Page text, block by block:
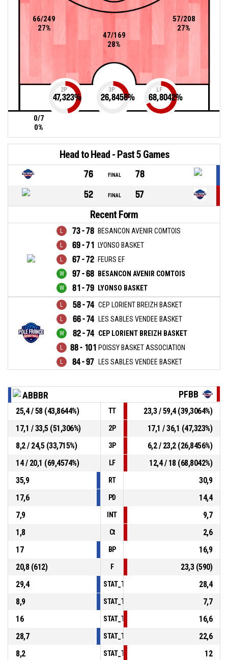
0/7
0%
47/169
28%
66/249
27%
57/208
27%
2P
47,323%
3P
26,8456%
LF
68,8042%
Head to Head - Past 5 Games
76 FINAL
78
52
FINAL 57
Recent Form
73 - 78 BESANCON AVENIR COMTOIS
69 - 71 LYONSO BASKET
67 - 72 FEURS EF
97 - 68 BESANCON AVENIR COMTOIS
81 - 79 LYONSO BASKET
58 - 74 CEP LORIENT BREIZH BASKET
66 - 74 LES SABLES VENDEE BASKET
82 - 74 CEP LORIENT BREIZH BASKET
88 - 101 POISSY BASKET ASSOCIATION
84 - 97 LES SABLES VENDEE BASKET
ABBBR PFBB
25,4 / 58 (43,8644%) TT
23,3 / 59,4 (39,3064%)
17,1 / 33,5 (51,306%)
2P
17,1 / 36,1 (47,323%)
8,2 / 24,5 (33,715%)
3P
6,2 / 23,2 (26,8456%)
14 / 20,1 (69,4574%)
LF
12,4 / 18 (68,8042%)
35,9
RT
30,9
17,6
PD
14,4
7,9
INT
9,7
1,8
Ct
2,6
17
BP
16,9
20,8 (612)
F
23,3 (590)
29,4
28,4
8,9
7,7
16
16,6
28,7
22,6
8,2
12